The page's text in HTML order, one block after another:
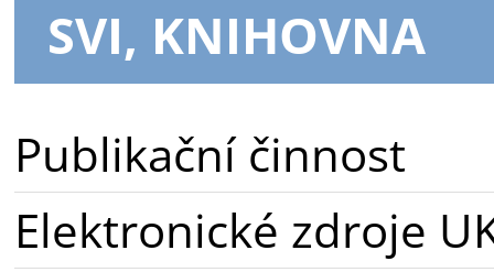
SVI, KNIHOVNA
Publikační činnost
Elektronické zdroje